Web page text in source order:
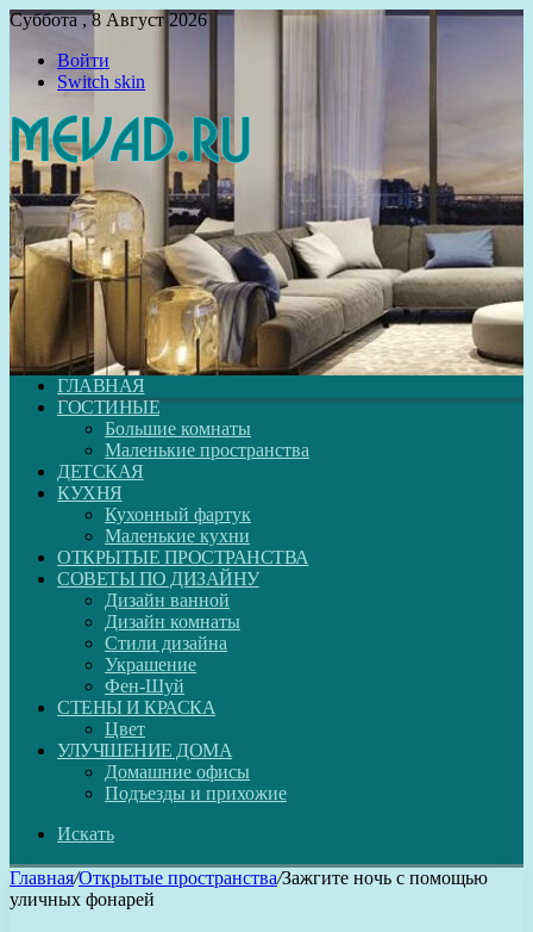
Суббота , 8 Август 2026
Войти
Switch skin
ГЛАВНАЯ
ГОСТИНЫЕ
Большие комнаты
Маленькие пространства
ДЕТСКАЯ
КУХНЯ
Кухонный фартук
Маленькие кухни
ОТКРЫТЫЕ ПРОСТРАНСТВА
СОВЕТЫ ПО ДИЗАЙНУ
Дизайн ванной
Дизайн комнаты
Стили дизайна
Украшение
Фен-Шуй
СТЕНЫ И КРАСКА
Цвет
УЛУЧШЕНИЕ ДОМА
Домашние офисы
Подъезды и прихожие
Искать
Главная/Открытые пространства/Зажгите ночь с помощью
уличных фонарей